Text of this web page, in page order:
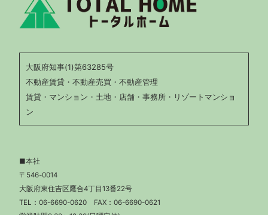
大阪府知事(1)第63285号
不動産賃貸・不動産売買・不動産管理
賃貸・マンション・土地・店舗・事務所・リゾートマンショ
ン
■本社
〒546-0014
大阪府東住吉区鷹合4丁目13番22号
TEL： 06-6690-0620 FAX：06-6690-0621